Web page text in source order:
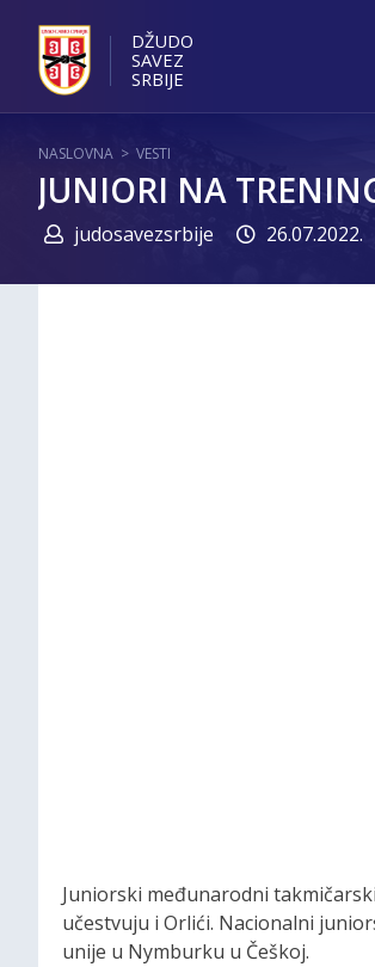
DŽUDO
SAVEZ
SRBIJE
NASLOVNA > VESTI
JUNIORI NA
judosavezsrbije 26.07.2022.
Juniorski međunarodni
učestvuju i Orlići. Nacionalni
unije u Nymburku u Češkoj.